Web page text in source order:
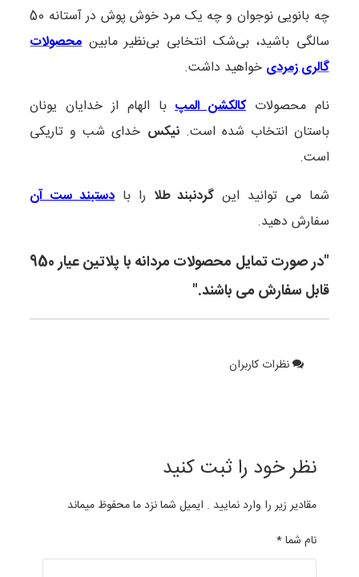
چه بانویی نوجوان و چه یک مرد خوش پوش در آستانه 50
سالگی باشید، بی‌شک انتخابی بی‌نظیر مابینمحصولات
گالری زمردی خواهید داشت.
نام محصولاتکالکشن المپبا الهام از خدایان یونان
باستان انتخاب شده است.نیکس خدای شب و تاریکی
است.
شما می توانید این گردنبند طلا را با دستبند ست آن
سفارش دهید.
"در صورت تمایل محصولات مردانه با پلاتین عیار 950
قابل سفارش می باشند."
نظرات کاربران
نظر خود را ثبت کنید
مقادیر زیر را وارد نمایید . ایمیل شما نزد ما محفوظ میماند
نام شما *